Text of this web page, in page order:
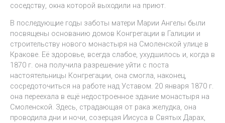
соседству, окна которой выходили на приют.
В последующие годы заботы матери Марии Ангелы были
посвящены основанию домов Конгрегации в Галиции и
строительству нового монастыря на Смоленской улице в
Кракове. Её здоровье, всегда слабое, ухудшилось и, когда в
1870 г. она получила разрешение уйти с поста
настоятельницы Конгрегации, она смогла, наконец,
сосредоточиться на работе над Уставом. 20 января 1870 г.
она переехала в ещё недостроенное здание монастыря на
Смоленской. Здесь, страдающая от рака желудка, она
проводила дни и ночи, созерцая Иисуса в Святых Дарах,